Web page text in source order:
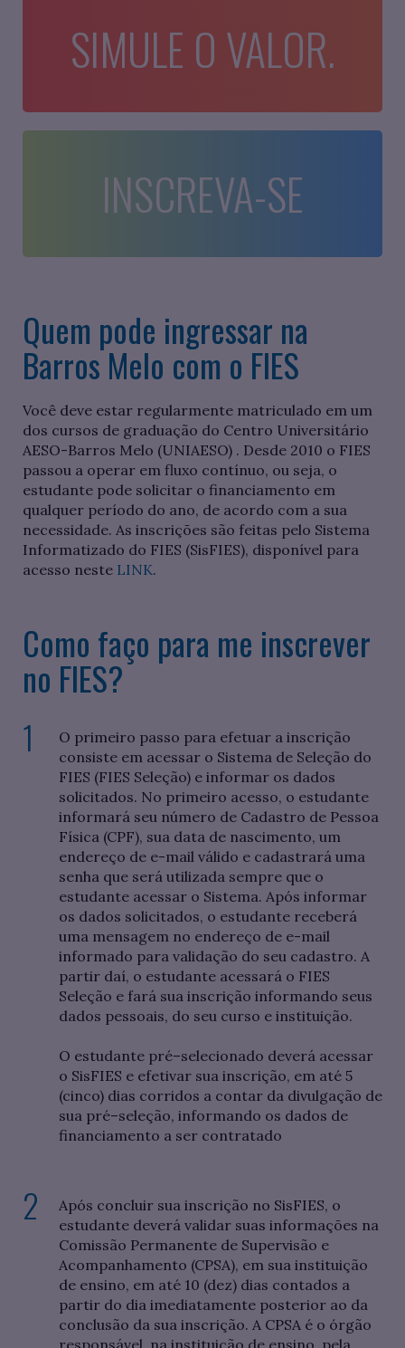
SIMULE O VALOR.
INSCREVA-SE
Quem pode ingressar na
Barros Melo com o FIES
Você deve estar regularmente matriculado em um
dos cursos de graduação do Centro Universitário
AESO-Barros Melo (UNIAESO) . Desde 2010 o FIES
passou a operar em fluxo contínuo, ou seja, o
estudante pode solicitar o financiamento em
qualquer período do ano, de acordo com a sua
necessidade. As inscrições são feitas pelo Sistema
Informatizado do FIES (SisFIES), disponível para
acesso neste LINK.
Como faço para me inscrever
no FIES?
O primeiro passo para efetuar a inscrição
consiste em acessar o Sistema de Seleção do
FIES (FIES Seleção) e informar os dados
solicitados. No primeiro acesso, o estudante
informará seu número de Cadastro de Pessoa
Física (CPF), sua data de nascimento, um
endereço de e-mail válido e cadastrará uma
senha que será utilizada sempre que o
estudante acessar o Sistema. Após informar
os dados solicitados, o estudante receberá
uma mensagem no endereço de e-mail
informado para validação do seu cadastro. A
partir daí, o estudante acessará o FIES
Seleção e fará sua inscrição informando seus
dados pessoais, do seu curso e instituição.
O estudante pré–selecionado deverá acessar
o SisFIES e efetivar sua inscrição, em até 5
(cinco) dias corridos a contar da divulgação de
sua pré–seleção, informando os dados de
financiamento a ser contratado
Após concluir sua inscrição no SisFIES, o
estudante deverá validar suas informações na
Comissão Permanente de Supervisão e
Acompanhamento (CPSA), em sua instituição
de ensino, em até 10 (dez) dias contados a
partir do dia imediatamente posterior ao da
conclusão da sua inscrição. A CPSA é o órgão
responsável, na instituição de ensino, pela